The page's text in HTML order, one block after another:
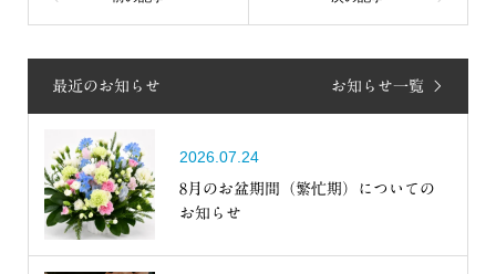
最近のお知らせ お知らせ一覧
2026.07.24
8月のお盆期間（繁忙期）についての
お知らせ